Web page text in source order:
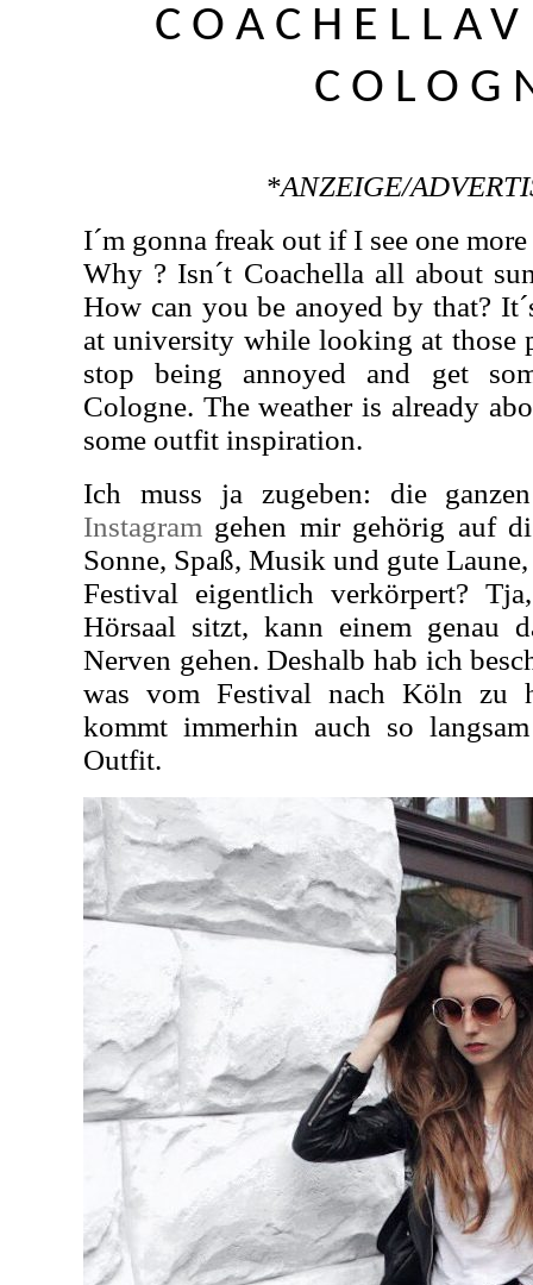
*ANZEIGE/
I´m gonna freak out if I see one
Why ? Isn´t Coachella all about
How can you be anoyed by that?
at university while looking at those
stop being annoyed and get
Cologne. The weather is already
some outfit inspiration.
Ich muss ja zugeben: die
Instagram gehen mir gehörig auf
Sonne, Spaß, Musik und gute
Festival eigentlich verkörpert?
Hörsaal sitzt, kann einem genau
Nerven gehen. Deshalb hab ich
was vom Festival nach Köln zu
kommt immerhin auch so
Outfit.